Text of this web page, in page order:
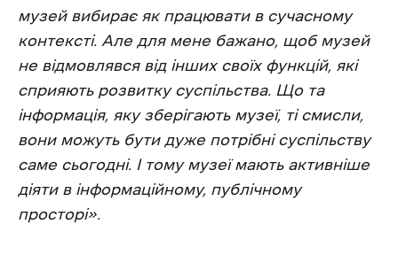
музей вибирає як працювати в сучасному
контексті. Але для мене бажано, щоб музей
не відмовлявся від інших своїх функцій, які
сприяють розвитку суспільства. Що та
інформація, яку зберігають музеї, ті смисли,
вони можуть бути дуже потрібні суспільству
саме сьогодні. І тому музеї мають активніше
діяти в інформаційному, публічному
просторі».